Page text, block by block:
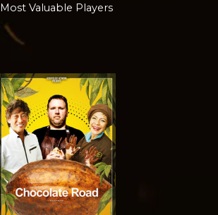
Most Valuable Players